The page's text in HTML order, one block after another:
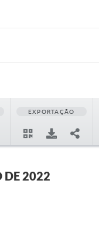
EXPORTAÇÃO
DE 2022